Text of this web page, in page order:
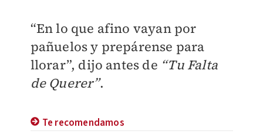
“En lo que afino vayan por
pañuelos y prepárense para
llorar”, dijo antes de “Tu Falta
de Querer”.
Te recomendamos